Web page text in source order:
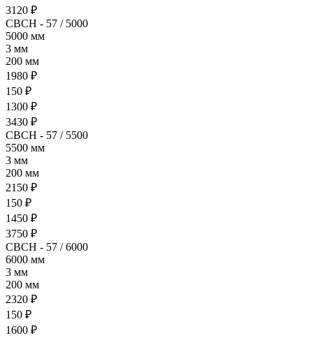
3120 ₽
СВСН - 57 / 5000
5000 мм
3 мм
200 мм
1980 ₽
150 ₽
1300 ₽
3430 ₽
СВСН - 57 / 5500
5500 мм
3 мм
200 мм
2150 ₽
150 ₽
1450 ₽
3750 ₽
СВСН - 57 / 6000
6000 мм
3 мм
200 мм
2320 ₽
150 ₽
1600 ₽